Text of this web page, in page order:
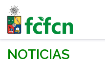
NOTICIAS